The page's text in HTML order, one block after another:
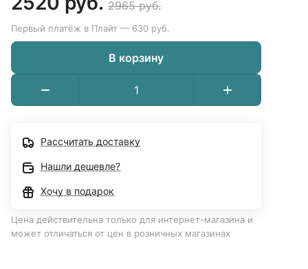
2965 руб.
Первый платёж в Плайт — 630 руб.
В корзину
Рассчитать доставку
Нашли дешевле?
Хочу в подарок
Цена действительна только для интернет-магазина и
может отличаться от цен в розничных магазинах